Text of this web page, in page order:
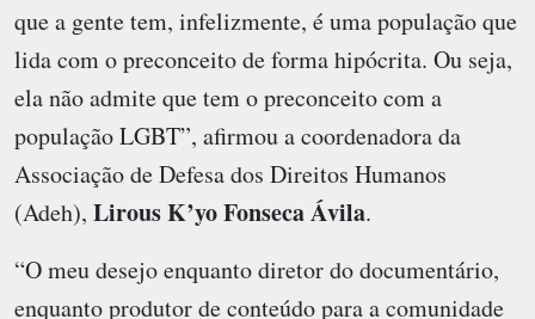
que a gente tem, infelizmente, é uma população que
lida com o preconceito de forma hipócrita. Ou seja,
ela não admite que tem o preconceito com a
população LGBT”, afirmou a coordenadora da
Associação de Defesa dos Direitos Humanos
(Adeh), Lirous K’yo Fonseca Ávila.
“O meu desejo enquanto diretor do documentário,
enquanto produtor de conteúdo para a comunidade